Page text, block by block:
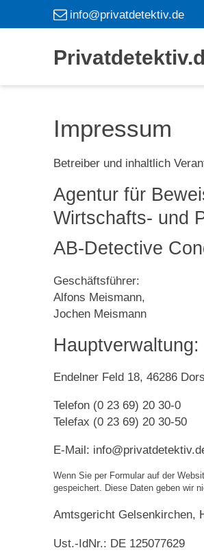
info@privatdetektiv.de
Impressum
Betreiber und inhaltlich
Agentur für
Wirtschafts- und
AB-Detective
Geschäftsführer:
Alfons Meismann,
Jochen Meismann
Hauptverwaltung:
Endelner Feld 18, 46286
Telefon (0 23 69) 20 30-0
Telefax (0 23 69) 20 30-50
E-Mail:
Wenn Sie per Formular auf der
gespeichert. Diese Daten geben wir
Amtsgericht Gelsenkirchen,
Ust.-IdNr.: DE 125077629